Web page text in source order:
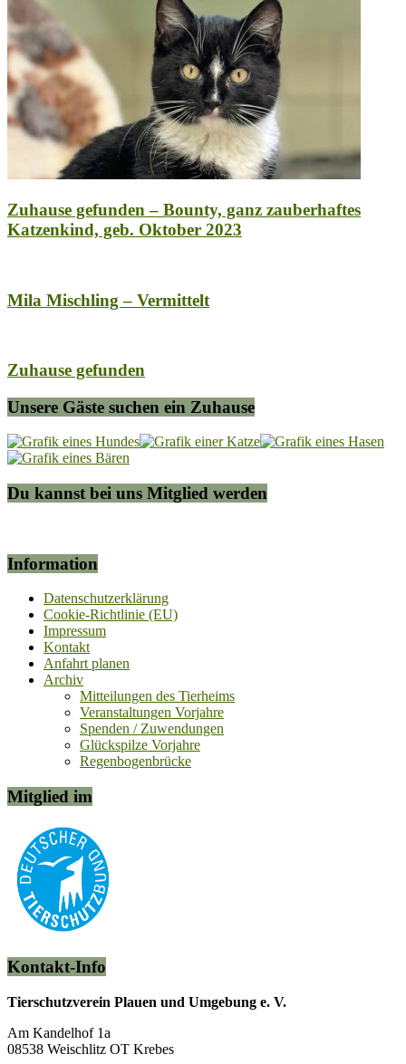
Zuhause gefunden – Bounty, ganz zauberhaftes
Katzenkind, geb. Oktober 2023
Mila Mischling – Vermittelt
Zuhause gefunden
Unsere Gäste suchen ein Zuhause
Du kannst bei uns Mitglied werden
Information
Datenschutzerklärung
Cookie-Richtlinie (EU)
Impressum
Kontakt
Anfahrt planen
Archiv
Mitteilungen des Tierheims
Veranstaltungen Vorjahre
Spenden / Zuwendungen
Glückspilze Vorjahre
Regenbogenbrücke
Mitglied im
Kontakt-Info
Tierschutzverein Plauen und Umgebung e. V.
Am Kandelhof 1a
08538 Weischlitz OT Krebes